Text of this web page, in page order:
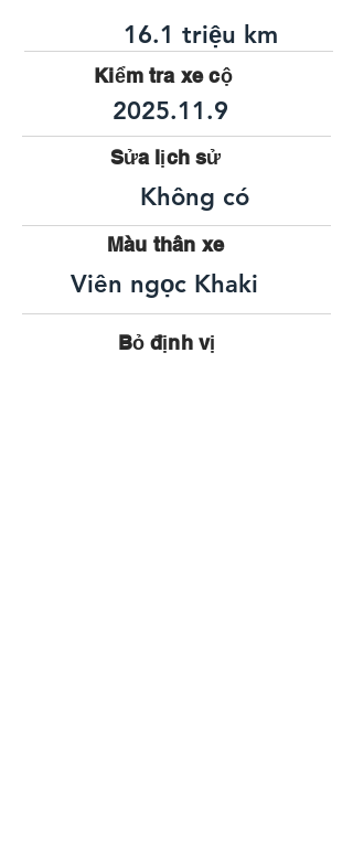
16.1 triệu km
Kiểm tra xe cộ
2025.11.9
Sửa lịch sử
Không có
Màu thân xe
Viên ngọc Khaki
Bỏ định vị